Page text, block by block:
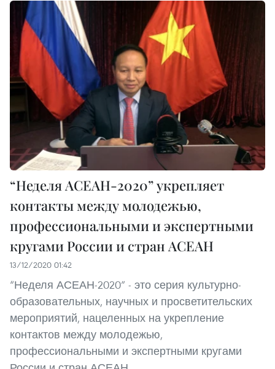
“Неделя АСЕАН-2020” укрепляет
контакты между молодежью,
профессиональными и экспертными
кругами России и стран АСЕАН
13/12/2020 01:42
“Неделя АСЕАН-2020” - это серия культурно-
образовательных, научных и просветительских
мероприятий, нацеленных на укрепление
контактов между молодежью,
профессиональными и экспертными кругами